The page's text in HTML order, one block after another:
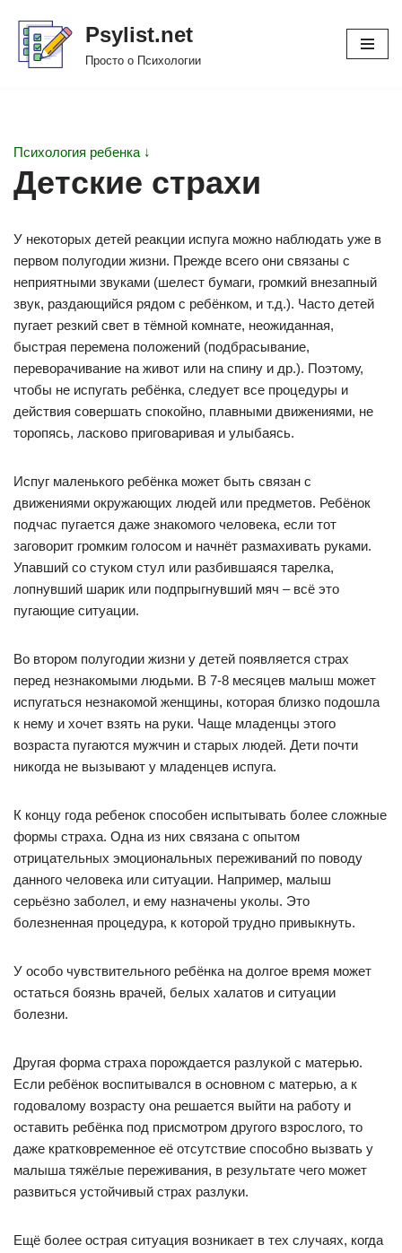
Перейти
Psylist.net
Просто о Психологии
Психология ребенка ↓
Детские страхи
У некоторых детей реакции испуга можно наблюдать уже в
первом полугодии жизни. Прежде всего они связаны с
неприятными звуками (шелест бумаги, громкий внезапный
звук, раздающийся рядом с ребёнком, и т.д.). Часто детей
пугает резкий свет в тёмной комнате, неожиданная,
быстрая перемена положений (подбрасывание,
переворачивание на живот или на спину и др.). Поэтому,
чтобы не испугать ребёнка, следует все процедуры и
действия совершать спокойно, плавными движениями, не
торопясь, ласково приговаривая и улыбаясь.
Испуг маленького ребёнка может быть связан с
движениями окружающих людей или предметов. Ребёнок
подчас пугается даже знакомого человека, если тот
заговорит громким голосом и начнёт размахивать руками.
Упавший со стуком стул или разбившаяся тарелка,
лопнувший шарик или подпрыгнувший мяч – всё это
пугающие ситуации.
Во втором полугодии жизни у детей появляется страх
перед незнакомыми людьми. В 7-8 месяцев малыш может
испугаться незнакомой женщины, которая близко подошла
к нему и хочет взять на руки. Чаще младенцы этого
возраста пугаются мужчин и старых людей. Дети почти
никогда не вызывают у младенцев испуга.
К концу года ребенок способен испытывать более сложные
формы страха. Одна из них связана с опытом
отрицательных эмоциональных переживаний по поводу
данного человека или ситуации. Например, малыш
серьёзно заболел, и ему назначены уколы. Это
болезненная процедура, к которой трудно привыкнуть.
У особо чувствительного ребёнка на долгое время может
остаться боязнь врачей, белых халатов и ситуации
болезни.
Другая форма страха порождается разлукой с матерью.
Если ребёнок воспитывался в основном с матерью, а к
годовалому возрасту она решается выйти на работу и
оставить ребёнка под присмотром другого взрослого, то
даже кратковременное её отсутствие способно вызвать у
малыша тяжёлые переживания, в результате чего может
развиться устойчивый страх разлуки.
Ещё более острая ситуация возникает в тех случаях, когда